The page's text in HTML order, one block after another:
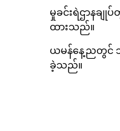
မှုခင်းရဲဌာနခ
ထားသည်။
ယမန်နေ့ညတွင်
ခဲ့သည်။